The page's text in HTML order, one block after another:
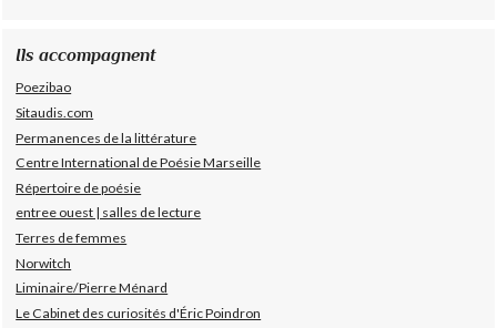
Ils accompagnent
Poezibao
Sitaudis.com
Permanences de la littérature
Centre International de Poésie Marseille
Répertoire de poésie
entree ouest | salles de lecture
Terres de femmes
Norwitch
Liminaire/Pierre Ménard
Le Cabinet des curiosités d'Éric Poindron